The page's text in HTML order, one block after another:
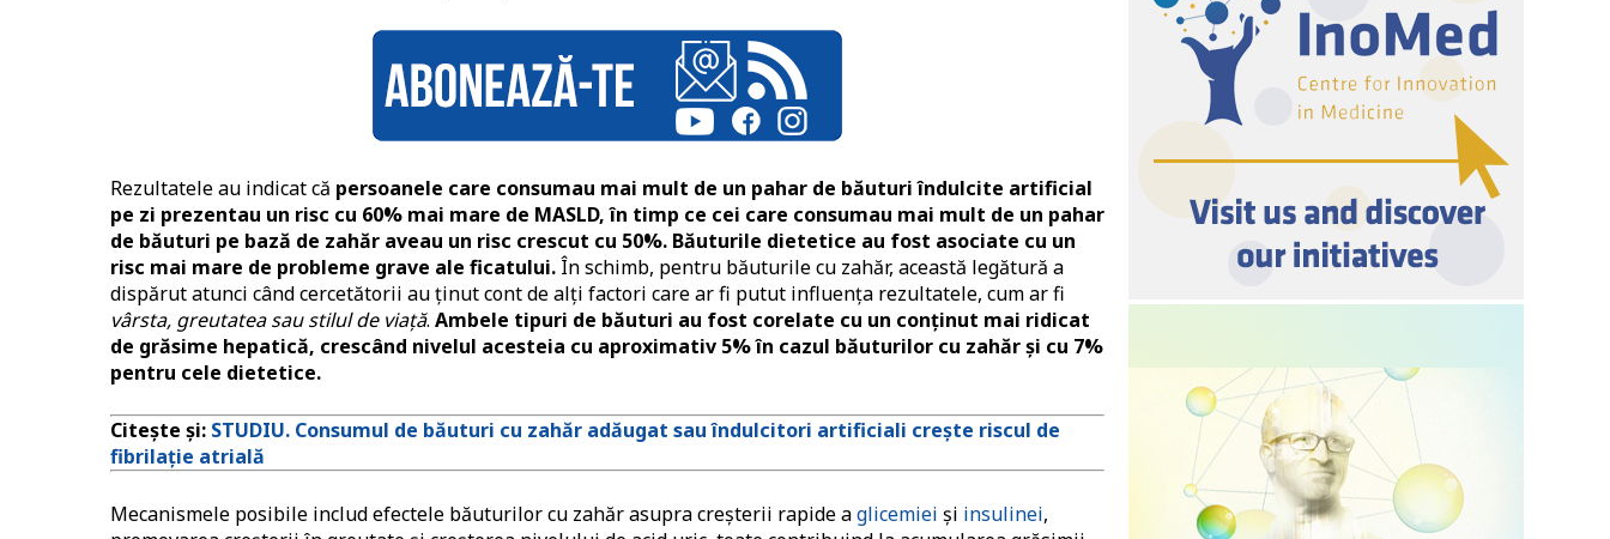
Rezultatele au indicat că persoanele care consumau mai mult de un pahar de băuturi îndulcite artificial
pe zi prezentau un risc cu 60% mai mare de MASLD, în timp ce cei care consumau mai mult de un pahar
de băuturi pe bază de zahăr aveau un risc crescut cu 50%. Băuturile dietetice au fost asociate cu un
risc mai mare de probleme grave ale ficatului.În schimb, pentru băuturile cu zahăr, această legătură a
dispărut atunci când cercetătorii au ținut cont de alți factori care ar fi putut influența rezultatele, cum ar fi
vârsta, greutatea sau stilul de viață. Ambele tipuri de băuturi au fost corelate cu un conținut mai ridicat
de grăsime hepatică, crescând nivelul acesteia cu aproximativ 5% în cazul băuturilor cu zahăr și cu 7%
pentru cele dietetice.
Citește și: STUDIU. Consumul de băuturi cu zahăr adăugat sau îndulcitori artificiali crește riscul de
fibrilație atrială
Mecanismele posibile includ efectele băuturilor cu zahăr asupra creșterii rapide aglicemiei și insulinei,